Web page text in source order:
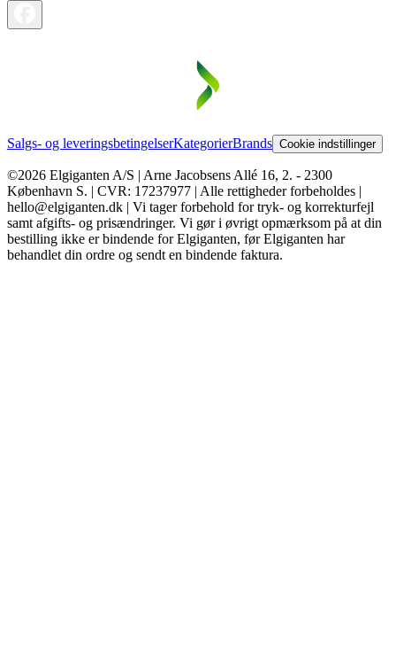
Salgs- og leveringsbetingelserKategorierBrands Cookie indstillinger
©2026 Elgiganten A/S | Arne Jacobsens Allé 16, 2. - 2300
København S. | CVR: 17237977 | Alle rettigheder forbeholdes |
hello@elgiganten.dk | Vi tager forbehold for tryk- og korrekturfejl
samt afgifts- og prisændringer. Vi gør i øvrigt opmærksom på at din
bestilling ikke er bindende for Elgiganten, før Elgiganten har
behandlet din ordre og sendt en bindende faktura.